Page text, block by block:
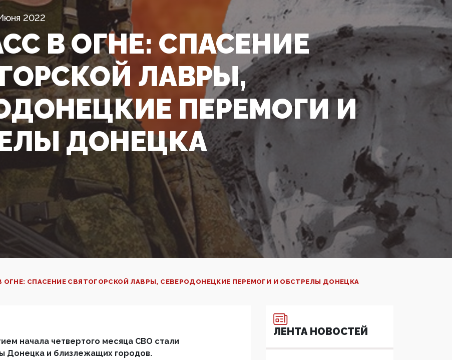
2022
В ОГНЕ: СПАСЕНИЕ
ЛАВРЫ,
ПЕРЕМОГИ И
ДОНЕЦКА
ОГНЕ: СПАСЕНИЕ СВЯТОГОРСКОЙ ЛАВРЫ, СЕВЕРОДОНЕЦКИЕ ПЕРЕМОГИ И ОБСТРЕЛЫ ДОНЕЦКА
начала четвертого месяца СВО стали
Донецка и близлежащих городов.
ЛЕНТА НОВОСТЕЙ